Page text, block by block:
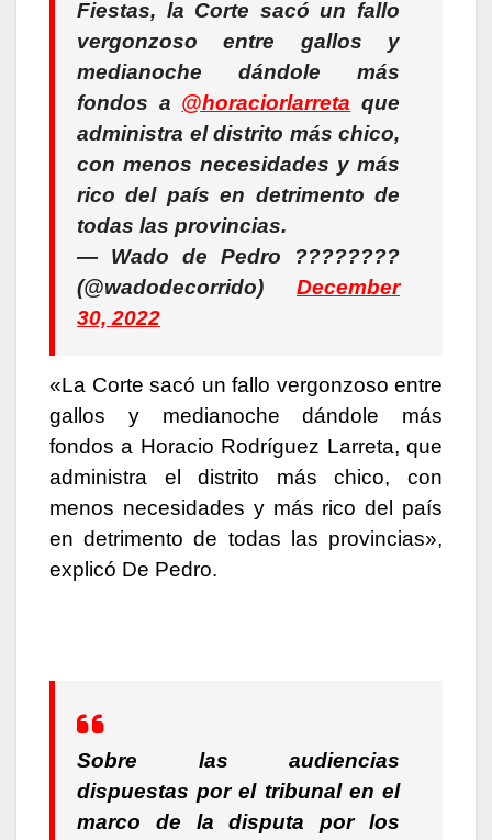
Fiestas, la Corte sacó un fallo
vergonzoso entre gallos y
medianoche dándole más
fondos a @horaciorlarreta que
administra el distrito más chico,
con menos necesidades y más
rico del país en detrimento de
todas las provincias.
— Wado de Pedro ????????
(@wadodecorrido) December
30, 2022
«La Corte sacó un fallo vergonzoso entre
gallos y medianoche dándole más
fondos a Horacio Rodríguez Larreta, que
administra el distrito más chico, con
menos necesidades y más rico del país
en detrimento de todas las provincias»,
explicó De Pedro.
Sobre las audiencias
dispuestas por el tribunal en el
marco de la disputa por los